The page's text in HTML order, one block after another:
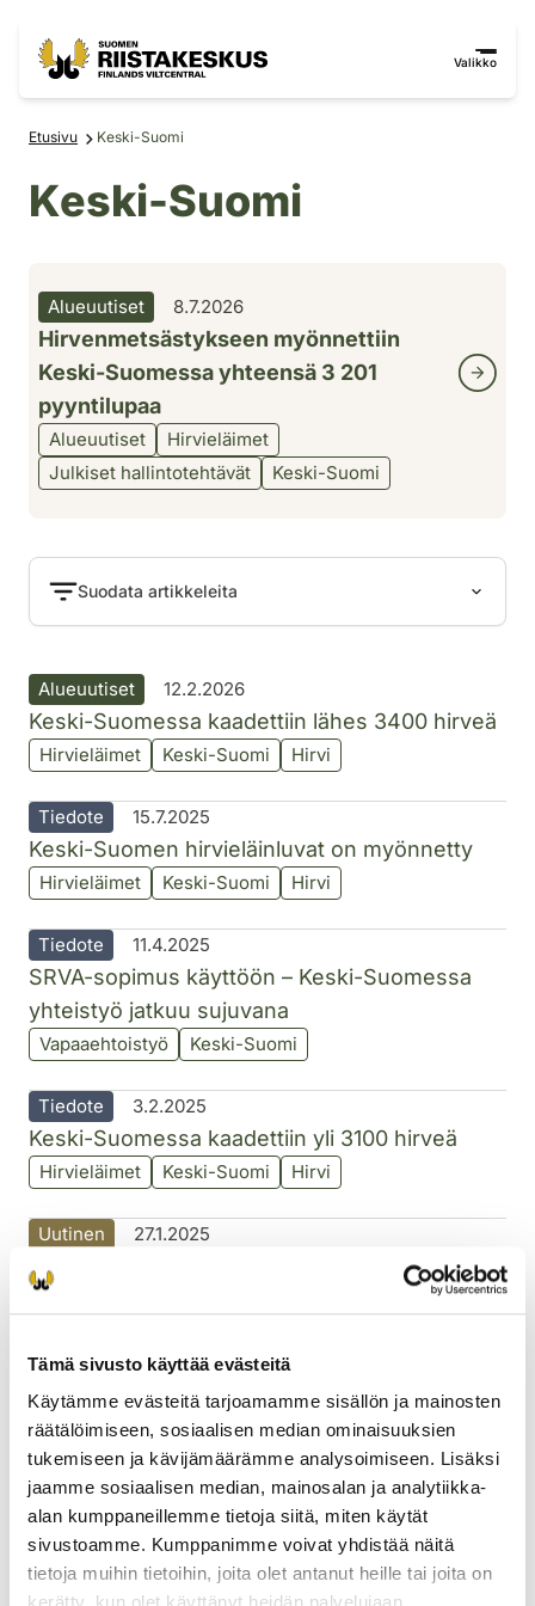
Tämä sivusto käyttää evästeitä
Käytämme evästeitä tarjoamamme sisällön ja mainosten
räätälöimiseen, sosiaalisen median ominaisuuksien
tukemiseen ja kävijämäärämme analysoimiseen. Lisäksi
jaamme sosiaalisen median, mainosalan ja analytiikka-
alan kumppaneillemme tietoja siitä, miten käytät
sivustoamme. Kumppanimme voivat yhdistää näitä
tietoja muihin tietoihin, joita olet antanut heille tai joita on
Valikko
Etusivu Keski-Suomi
Keski-Suomi
Alueuutiset 8.7.2026
Hirvenmetsästykseen myönnettiin
Keski-Suomessa yhteensä 3 201
pyyntilupaa
Alueuutiset
Hirvieläimet
Julkiset hallintotehtävät
Keski-Suomi
Suodata artikkeleita
Alueuutiset 12.2.2026
Keski-Suomessa kaadettiin lähes 3400 hirveä
Hirvieläimet Keski-Suomi Hirvi
Tiedote 15.7.2025
Keski-Suomen hirvieläinluvat on myönnetty
Hirvieläimet Keski-Suomi Hirvi
Tiedote 11.4.2025
SRVA-sopimus käyttöön – Keski-Suomessa
yhteistyö jatkuu sujuvana
Vapaaehtoistyö Keski-Suomi
Tiedote 3.2.2025
Keski-Suomessa kaadettiin yli 3100 hirveä
Hirvieläimet Keski-Suomi Hirvi
Uutinen 27.1.2025
Sumiaisissa vahinkoperusteisella
poikkeusluvalla kaadettu eläin oli koirasusi
Tiedote 22.10.2024
Sumiaisissa kaadettiin susi
vahinkoperusteisella poikkeusluvalla
Suurpedot Keski-Suomi Susi
Tiedote 8.10.2024
Keski-Suomen maanteillä hirvionnettomuuksia